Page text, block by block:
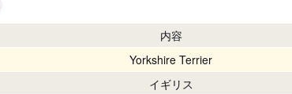
内容
Yorkshire Terrier
イギリス